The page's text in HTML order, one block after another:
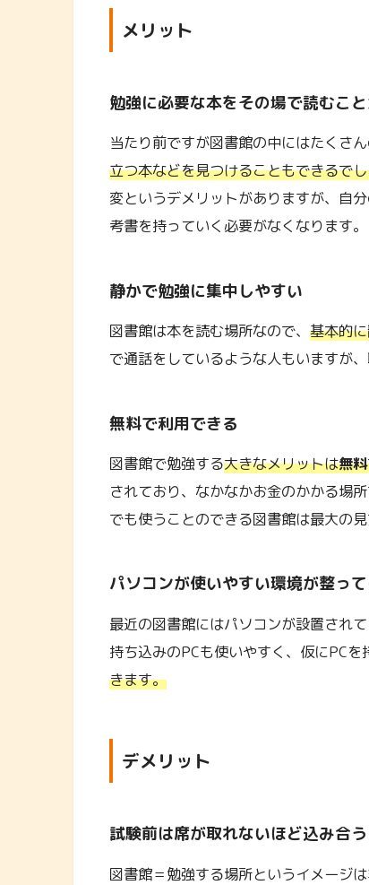
メリット
勉強に必要な本をその場で読むこ
当たり前ですが図書館の中にはたくさん
立つ本などを見つけることもできるで
変というデメリットがありますが、自
考書を持っていく必要がなくなります。
静かで勉強に集中しやすい
図書館は本を読む場所なので、 基本的に
で通話をしているような人もいますが
無料で利用できる
図書館で勉強する大きなメリットは無料
されており、なかなかお金のかかる場
でも使うことのできる図書館は最大の
パソコンが使いやすい環境が整っ
最近の図書館にはパソコンが設置され
持ち込みのPCも使いやすく、仮にPCを
きます。
デメリット
試験前は席が取れないほど込み合
図書館＝勉強する場所というイメージ